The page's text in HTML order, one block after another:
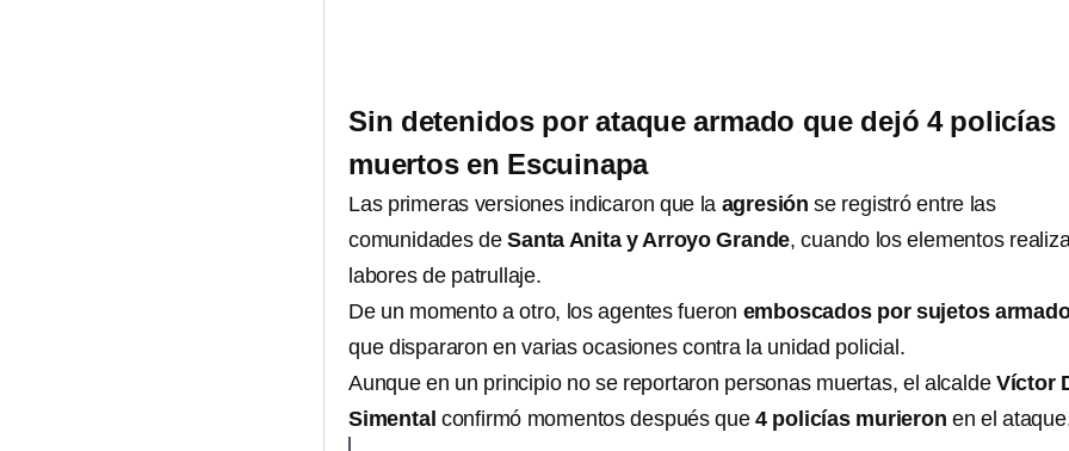
Sin detenidos por ataque armado que dejó 4 policías
muertos en Escuinapa
Las primeras versiones indicaron que la agresión se registró entre las
comunidades deSanta Anita y Arroyo Grande, cuando los elementos
labores de patrullaje.
De un momento a otro, los agentes fueron emboscados por sujetos
que dispararon en varias ocasiones contra la unidad policial.
Aunque en un principio no se reportaron personas muertas, el alcalde Víctor
Simental confirmó momentos después que4 policías murieron en el